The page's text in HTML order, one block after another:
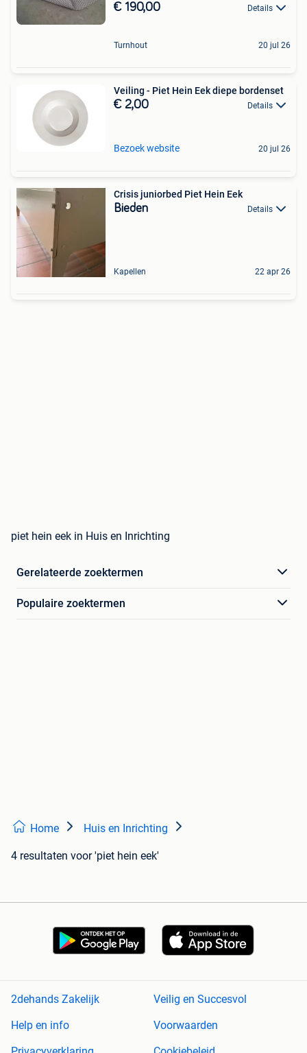
€ 190,00 Details
Turnhout 20 jul 26
Veiling - Piet Hein Eek diepe bordenset
€ 2,00 Details
Bezoek website 20 jul 26
Crisis juniorbed Piet Hein Eek
Bieden Details
Kapellen 22 apr 26
piet hein eek in Huis en Inrichting
Gerelateerde zoektermen
Populaire zoektermen
Home Huis en Inrichting
4 resultaten voor 'piet hein eek'
2dehands Zakelijk
Veilig en Succesvol
Help en info
Voorwaarden